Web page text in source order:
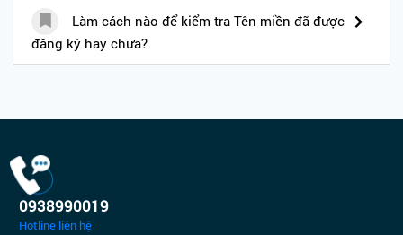
Làm cách nào để kiểm tra Tên miền đã được
đăng ký hay chưa?
0938990019
Hotline liên hệ